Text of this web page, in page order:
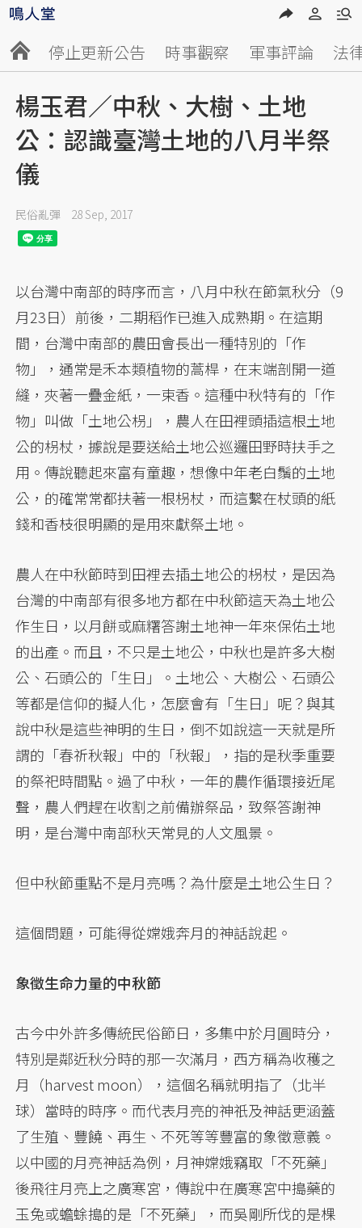
停止更新公告 時事觀察 軍事評論 法
楊玉君／中秋、大樹、土地
公：認識臺灣土地的八月半祭
儀
民俗亂彈 28 Sep, 2017
以台灣中南部的時序而言，八月中秋在節氣秋分（9
月23日）前後，二期稻作已進入成熟期。在這期
間，台灣中南部的農田會長出一種特別的「作
物」，通常是禾本類植物的蒿桿，在末端剖開一道
縫，夾著一疊金紙，一束香。這種中秋特有的「作
物」叫做「土地公枴」，農人在田裡頭插這根土地
公的枴杖，據說是要送給土地公巡邏田野時扶手之
用。傳說聽起來富有童趣，想像中年老白鬚的土地
公，的確常常都扶著一根枴杖，而這繫在杖頭的紙
錢和香枝很明顯的是用來獻祭土地。
農人在中秋節時到田裡去插土地公的枴杖，是因為
台灣的中南部有很多地方都在中秋節這天為土地公
作生日，以月餅或麻糬答謝土地神一年來保佑土地
的出產。而且，不只是土地公，中秋也是許多大樹
公、石頭公的「生日」。土地公、大樹公、石頭公
等都是信仰的擬人化，怎麼會有「生日」呢？與其
說中秋是這些神明的生日，倒不如說這一天就是所
謂的「春祈秋報」中的「秋報」，指的是秋季重要
的祭祀時間點。過了中秋，一年的農作循環接近尾
聲，農人們趕在收割之前備辦祭品，致祭答謝神
明，是台灣中南部秋天常見的人文風景。
但中秋節重點不是月亮嗎？為什麼是土地公生日？
這個問題，可能得從嫦娥奔月的神話說起。
象徵生命力量的中秋節
古今中外許多傳統民俗節日，多集中於月圓時分，
特別是鄰近秋分時的那一次滿月，西方稱為收穫之
月（harvest moon），這個名稱就明指了（北半
球）當時的時序。而代表月亮的神祇及神話更涵蓋
了生殖、豐饒、再生、不死等等豐富的象徵意義。
以中國的月亮神話為例，月神嫦娥竊取「不死藥」
後飛往月亮上之廣寒宮，傳說中在廣寒宮中搗藥的
玉兔或蟾蜍搗的是「不死藥」，而吳剛所伐的是棵